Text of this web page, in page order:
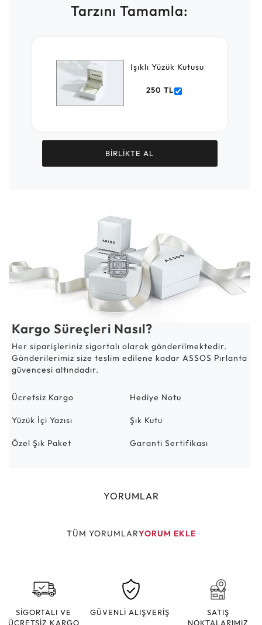
Tarzını Tamamla:
Işıklı Yüzük Kutusu
250 TL
BİRLİKTE AL
Kargo Süreçleri Nasıl?
Her siparişleriniz sigortalı olarak gönderilmektedir.
Gönderilerimiz size teslim edilene kadar ASSOS Pırlanta
güvencesi altındadır.
Ücretsiz Kargo Hediye Notu
Yüzük İçi Yazısı Şık Kutu
Özel Şık Paket Garanti Sertifikası
YORUMLAR
TÜM YORUMLARYORUM EKLE
SİGORTALI VE
ÜCRETSİZ KARGO
GÜVENLİ ALIŞVERİŞ
SATIŞ
NOKTALARIMIZ